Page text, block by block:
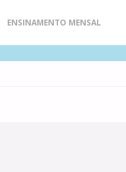
to
ENSINAMENTO MENSAL